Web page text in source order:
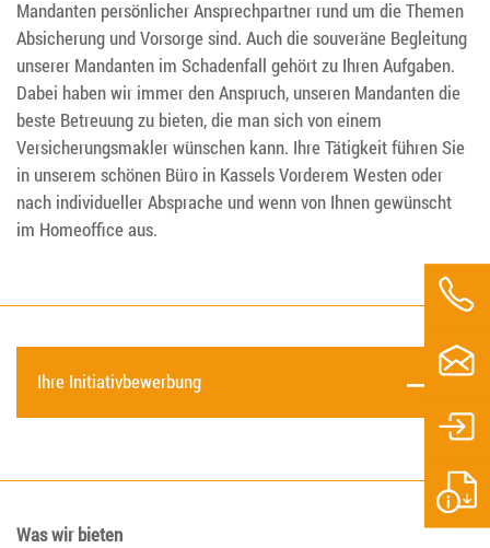
versicherung.de
Mandanten persönlicher Ansprechpartner rund um die Themen
Absicherung und Vorsorge sind. Auch die souveräne Begleitung
unserer Mandanten im Schadenfall gehört zu Ihren Aufgaben.
Dabei haben wir immer den Anspruch, unseren Mandanten die
beste Betreuung zu bieten, die man sich von einem
Versicherungsmakler wünschen kann. Ihre Tätigkeit führen Sie
in unserem schönen Büro in Kassels Vorderem Westen oder
nach individueller Absprache und wenn von Ihnen gewünscht
im Homeoffice aus.
Ihre Initiativbewerbung
Was wir bieten